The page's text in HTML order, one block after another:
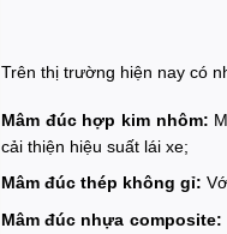
Trên thị trường hiện nay có
Mâm đúc hợp kim nhôm:
cải thiện hiệu suất lái xe;
Mâm đúc thép không gỉ:
Mâm đúc nhựa composite: